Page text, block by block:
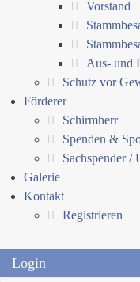
Vorstand
Aus- und
Schutz vor
Förderer
Schirmherr
Spenden &
Sachspender /
Galerie
Kontakt
Registrieren
Login